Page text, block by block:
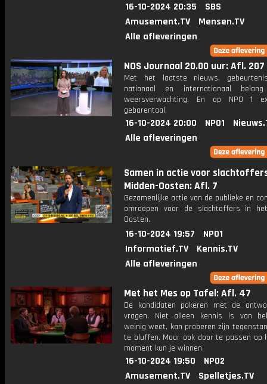
16-10-2024 20:35
SBS
Amusement.TV
Mensen.TV
Alle afleveringen
NOS Journaal 20.00 uur: Afl. 207
Met het laatste nieuws,
nationaal en internationaal
weersverwachting. En op NPO 1
gebarentaal.
16-10-2024 20:00 NPO1
Alle afleveringen
Samen in actie voor
Midden-Oosten: Afl. 7
Gezamenlijke actie van de publieke en
omroepen voor de slachtoffers in
Oosten.
16-10-2024 19:57
NPO1
Informatief.TV
Kennis.TV
Alle afleveringen
Met het Mes op Tafel: Afl. 47
De kandidaten pokeren met de
vragen. Niet alleen kennis is van
weinig weet, kan proberen zijn
te bluffen. Maar ook door te passen op
moment kun je winnen.
16-10-2024 19:50
NPO2
Amusement.TV
Spelletjes.TV